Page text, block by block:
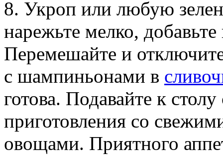
8. Укроп или любую
нарежьте мелко, добавьте
Перемешайте и
с шампиньонами в
готова. Подавайте к столу
приготовления со
овощами. Приятного